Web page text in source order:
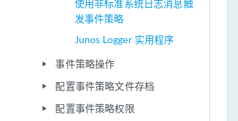
使用非标准系统日志消息触
发事件策略
Junos Logger 实用程序
play_arrow 事件策略操作
play_arrow 配置事件策略文件存档
play_arrow 配置事件策略权限